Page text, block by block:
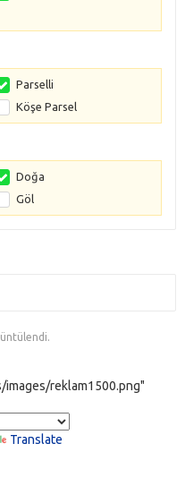
Parselli
Köşe Parsel
Doğa
Göl
reklam1500.png"
Translate